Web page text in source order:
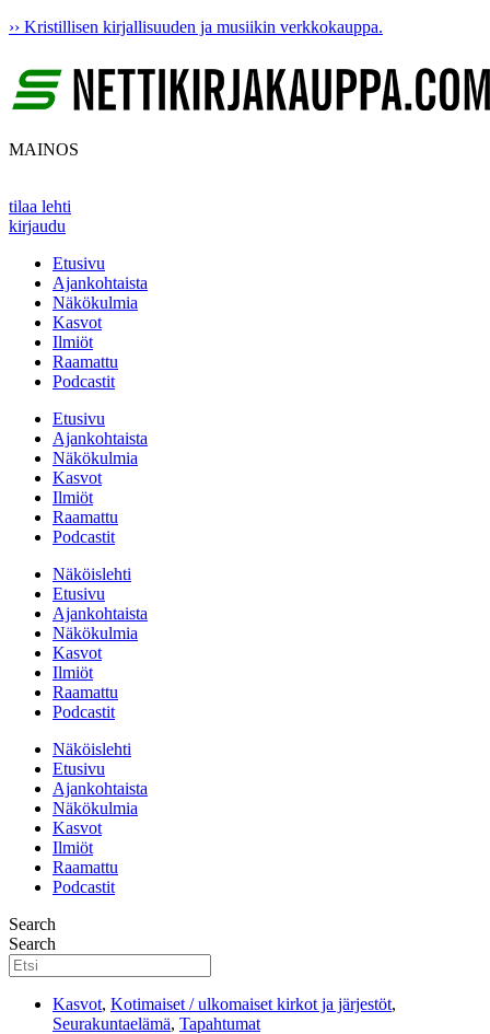
Mene
›› Kristillisen kirjallisuuden ja musiikin verkkokauppa.
MAINOS
tilaa lehti
kirjaudu
Etusivu
Ajankohtaista
Näkökulmia
Kasvot
Ilmiöt
Raamattu
Podcastit
Etusivu
Ajankohtaista
Näkökulmia
Kasvot
Ilmiöt
Raamattu
Podcastit
Näköislehti
Etusivu
Ajankohtaista
Näkökulmia
Kasvot
Ilmiöt
Raamattu
Podcastit
Näköislehti
Etusivu
Ajankohtaista
Näkökulmia
Kasvot
Ilmiöt
Raamattu
Podcastit
Search
Search
Kasvot, Kotimaiset / ulkomaiset kirkot ja järjestöt,
Seurakuntaelämä, Tapahtumat